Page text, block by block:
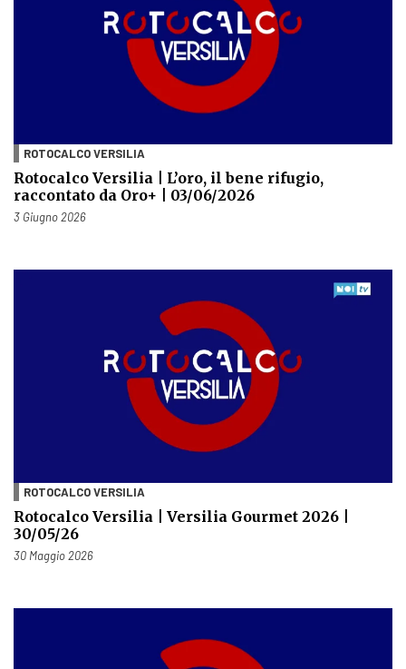
ROTOCALCO VERSILIA
Rotocalco Versilia | L’oro, il bene rifugio,
raccontato da Oro+ | 03/06/2026
Pubblicato il
3 Giugno 2026
ROTOCALCO VERSILIA
Rotocalco Versilia | Versilia Gourmet 2026 |
30/05/26
Pubblicato il
30 Maggio 2026